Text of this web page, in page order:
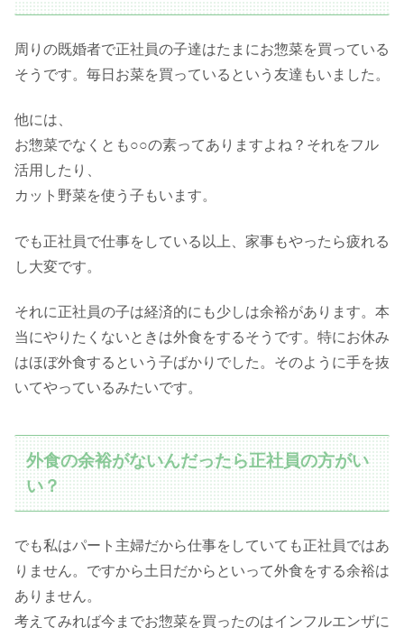
周りの既婚者で正社員の子達はたまにお惣菜を買っている
そうです。毎日お菜を買っているという友達もいました。
他には、
お惣菜でなくとも○○の素ってありますよね？それをフル
活用したり、
カット野菜を使う子もいます。
でも正社員で仕事をしている以上、家事もやったら疲れる
し大変です。
それに正社員の子は経済的にも少しは余裕があります。本
当にやりたくないときは外食をするそうです。特にお休み
はほぼ外食するという子ばかりでした。そのように手を抜
いてやっているみたいです。
外食の余裕がないんだったら正社員の方がい
い？
でも私はパート主婦だから仕事をしていても正社員ではあ
りません。ですから土日だからといって外食をする余裕は
ありません。
考えてみれば今までお惣菜を買ったのはインフルエンザに